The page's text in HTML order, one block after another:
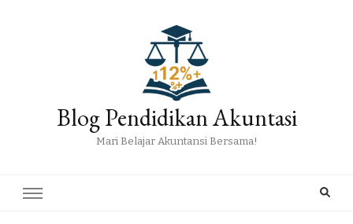
Blog Pendidikan Akuntasi
Mari Belajar Akuntansi Bersama!